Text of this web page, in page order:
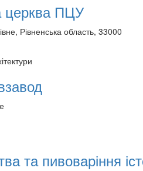
церква ПЦУ
Рівненська область, 33000
та пивоваріння